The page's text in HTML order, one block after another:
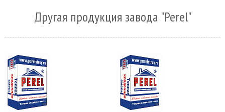
Другая продукция завода "Perel"